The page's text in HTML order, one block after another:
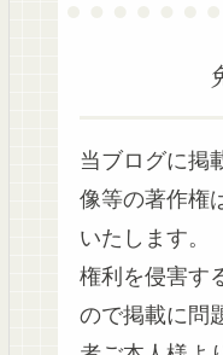
当ブログに掲
像等の著作権
いたします。
権利を侵害す
ので掲載に問